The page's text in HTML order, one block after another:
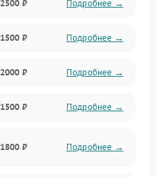
2500 ₽ Подробнее →
1500 ₽ Подробнее →
2000 ₽ Подробнее →
1500 ₽ Подробнее →
1800 ₽ Подробнее →